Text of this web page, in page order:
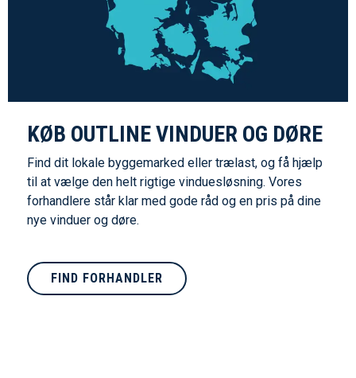
KØB OUTLINE VINDUER OG DØRE
Find dit lokale byggemarked eller trælast, og få hjælp
til at vælge den helt rigtige vinduesløsning. Vores
forhandlere står klar med gode råd og en pris på dine
nye vinduer og døre.
FIND FORHANDLER